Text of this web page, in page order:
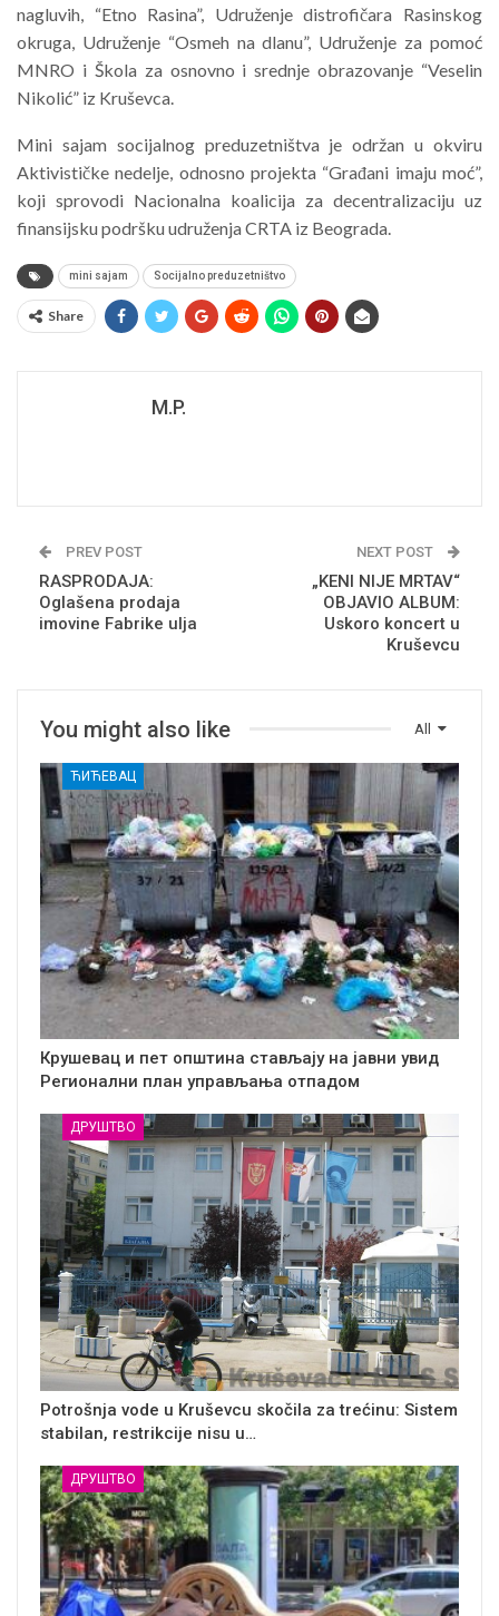
nagluvih, “Etno Rasina”, Udruženje distrofičara Rasinskog
okruga, Udruženje “Osmeh na dlanu”, Udruženje za pomoć
MNRO i Škola za osnovno i srednje obrazovanje “Veselin
Nikolić” iz Kruševca.
Mini sajam socijalnog preduzetništva je održan u okviru
Aktivističke nedelje, odnosno projekta “Građani imaju moć”,
koji sprovodi Nacionalna koalicija za decentralizaciju uz
finansijsku podršku udruženja CRTA iz Beograda.
mini sajam Socijalno preduzetništvo
Share
M.P.
PREV POST
RASPRODAJA:
Oglašena prodaja
imovine Fabrike ulja
NEXT POST
„KENI NIJE MRTAV“
OBJAVIO ALBUM:
Uskoro koncert u
Kruševcu
All
You might also like
ЋИЋЕВАЦ
Крушевац и пет општина стављају на јавни увид
Регионални план управљања отпадом
ДРУШТВО
Potrošnja vode u Kruševcu skočila za trećinu: Sistem
stabilan, restrikcije nisu u…
ДРУШТВО